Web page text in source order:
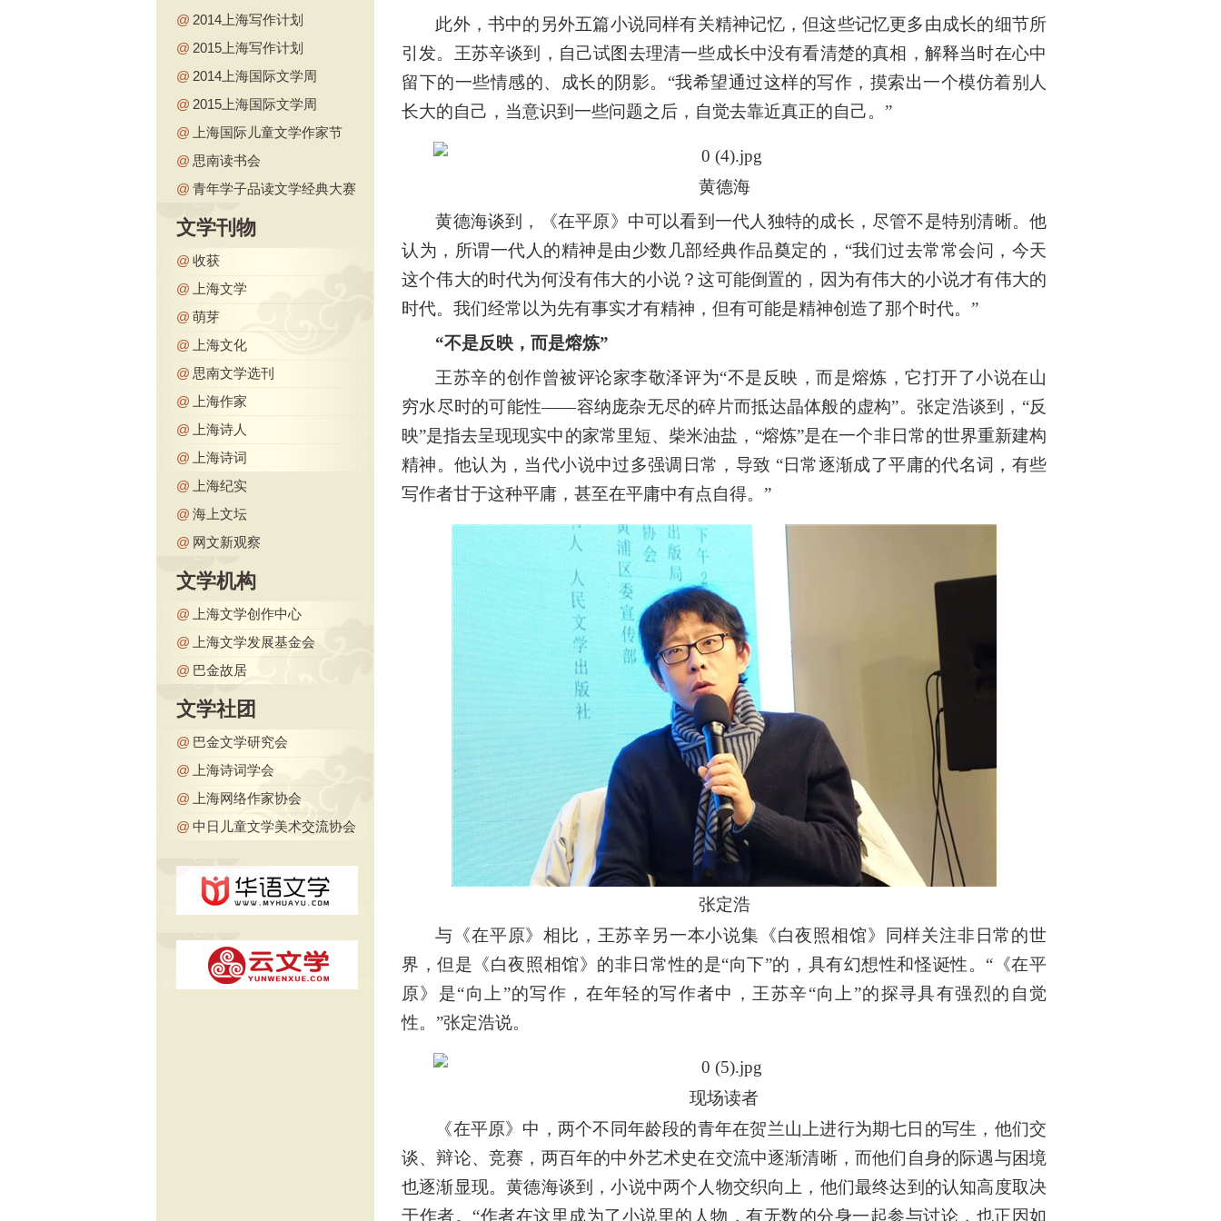
@ 2014上海写作计划
@ 2015上海写作计划
@ 2014上海国际文学周
@ 2015上海国际文学周
@
上海国际儿童文学作家节
@ 思南读书会
@ 青年学子品读文学经典大赛
文学刊物
@ 收获
@
上海文学
@ 萌芽
@
上海文化
@ 思南文学选刊
@
上海作家
@
上海诗人
@
上海诗词
@
上海纪实
@ 海上文坛
@ 网文新观察
文学机构
@
上海文学创作中心
@
上海文学发展基金会
@ 巴金故居
文学社团
@ 巴金文学研究会
@
上海诗词学会
@
上海网络作家协会
@ 中日儿童文学美术交流协会
此外，书中的另外五篇小说同样有关精神记忆，但这些记忆更多由成长的细节所
引发。王苏辛谈到，自己试图去理清一些成长中没有看清楚的真相，解释当时在心中
留下的一些情感的、成长的阴影。“我希望通过这样的写作，摸索出一个模仿着别人
长大的自己，当意识到一些问题之后，自觉去靠近真正的自己。”
黄德海
黄德海谈到，《在平原》中可以看到一代人独特的成长，尽管不是特别清晰。他
认为，所谓一代人的精神是由少数几部经典作品奠定的，“我们过去常常会问，今天
这个伟大的时代为何没有伟大的小说？这可能倒置的，因为有伟大的小说才有伟大的
时代。我们经常以为先有事实才有精神，但有可能是精神创造了那个时代。”
“不是反映，而是熔炼”
王苏辛的创作曾被评论家李敬泽评为“不是反映，而是熔炼，它打开了小说在山
穷水尽时的可能性——容纳庞杂无尽的碎片而抵达晶体般的虚构”。张定浩谈到，“反
映”是指去呈现现实中的家常里短、柴米油盐，“熔炼”是在一个非日常的世界重新建构
精神。他认为，当代小说中过多强调日常，导致 “日常逐渐成了平庸的代名词，有些
写作者甘于这种平庸，甚至在平庸中有点自得。”
张定浩
与《在平原》相比，王苏辛另一本小说集《白夜照相馆》同样关注非日常的世
界，但是《白夜照相馆》的非日常性的是“向下”的，具有幻想性和怪诞性。“《在平
原》是“向上”的写作，在年轻的写作者中，王苏辛“向上”的探寻具有强烈的自觉
性。”张定浩说。
现场读者
《在平原》中，两个不同年龄段的青年在贺兰山上进行为期七日的写生，他们交
谈、辩论、竞赛，两百年的中外艺术史在交流中逐渐清晰，而他们自身的际遇与困境
也逐渐显现。黄德海谈到，小说中两个人物交织向上，他们最终达到的认知高度取决
于作者。“作者在这里成为了小说里的人物，有无数的分身一起参与讨论，也正因如